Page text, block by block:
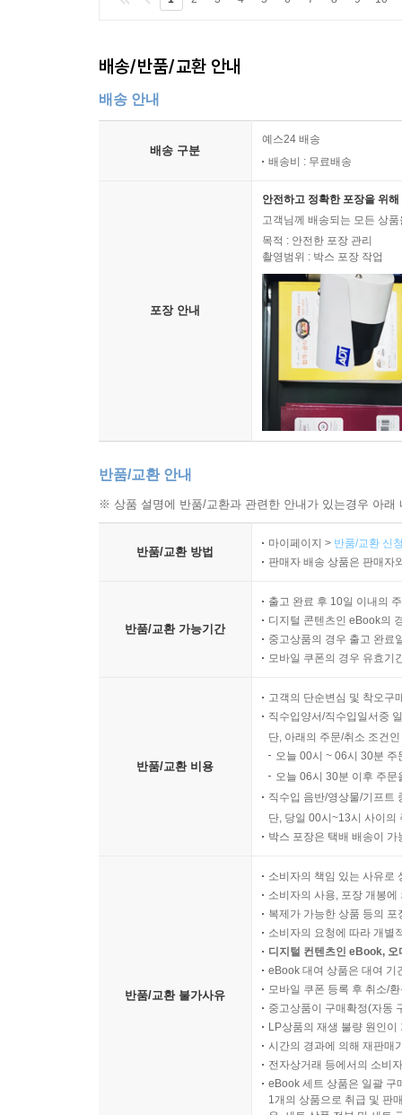
배송/반품/교환 안내
배송 안내
배송 구분
예스24 배송
배송비 : 무료배송
포장 안내
안전하고 정확한 포장을 위
고객님께 배송되는 모든 상
목적 : 안전한 포장 관리
촬영범위 : 박스 포장 작업
반품/교환 안내
※ 상품 설명에 반품/교환과 관련한 안내가 있는경우 아
반품/교환 방법
마이페이지 > 반품/교환 신
판매자 배송 상품은 판매자
반품/교환 가능기간
출고 완료 후 10일 이내의
디지털 콘텐츠인 eBook의
중고상품의 경우 출고 완료
모바일 쿠폰의 경우 유효기
반품/교환 비용
고객의 단순변심 및 착오구
직수입양서/직수입일서중
단, 아래의 주문/취소 조건
오늘 00시 ~ 06시 30분
오늘 06시 30분 이후 주
직수입 음반/영상물/기프트
단, 당일 00시~13시 사이의
박스 포장은 택배 배송이
반품/교환 불가사유
소비자의 책임 있는 사유로
소비자의 사용, 포장 개봉
복제가 가능한 상품 등의
소비자의 요청에 따라 개별
디지털 컨텐츠인 eBook,
eBook 대여 상품은 대여 기
모바일 쿠폰 등록 후 취소/
중고상품이 구매확정(자동
LP상품의 재생 불량 원인
시간의 경과에 의해 재판매
전자상거래 등에서의 소비
eBook 세트 상품은 일괄 구
1개의 상품으로 취급 및 판